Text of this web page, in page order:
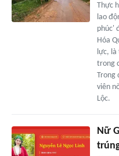
Thực
lao
phúc'
Hóa
lực,
trong
Trong
viên
Lộc.
Nữ